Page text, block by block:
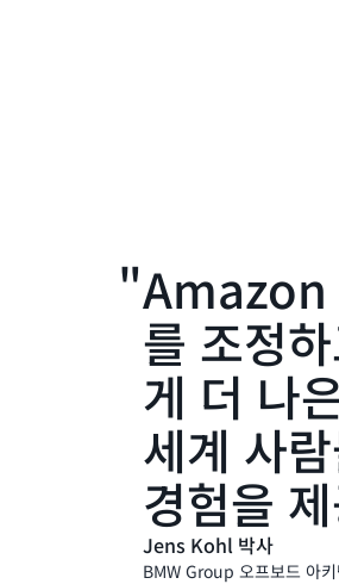
Amazon
를 조정
게 더 나
세계 사
경험을
Jens Kohl 박사
BMW Group 오프보드 아